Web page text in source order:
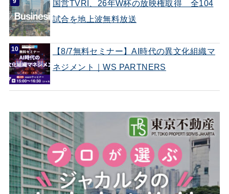
国営TVRI、26年W杯の放映権取得 全104
試合を地上波無料放送
【8/7無料セミナー】AI時代の異文化組織マ
ネジメント｜WS PARTNERS